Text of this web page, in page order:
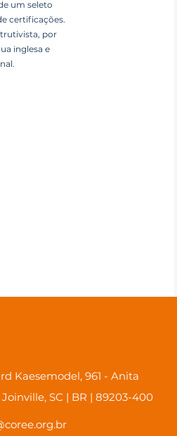
um seleto
certificações.
por
inglesa e
Kaesemodel, 961 - Anita
SC | BR | 89203-400